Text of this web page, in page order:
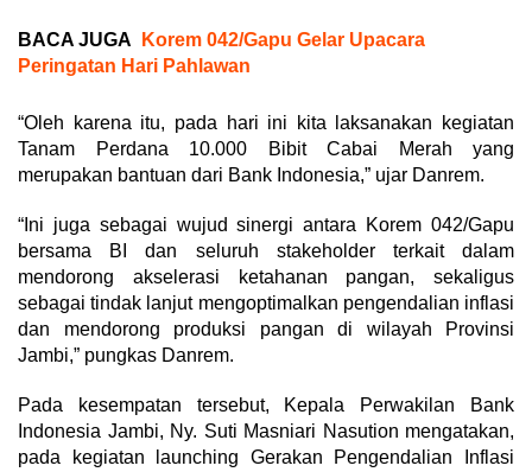
BACA JUGA
Korem 042/Gapu Gelar Upacara
Peringatan Hari Pahlawan
“Oleh karena itu, pada hari ini kita laksanakan kegiatan
Tanam Perdana 10.000 Bibit Cabai Merah yang
merupakan bantuan dari Bank Indonesia,” ujar Danrem.
“Ini juga sebagai wujud sinergi antara Korem 042/Gapu
bersama BI dan seluruh stakeholder terkait dalam
mendorong akselerasi ketahanan pangan, sekaligus
sebagai tindak lanjut mengoptimalkan pengendalian inflasi
dan mendorong produksi pangan di wilayah Provinsi
Jambi,” pungkas Danrem.
Pada kesempatan tersebut, Kepala Perwakilan Bank
Indonesia Jambi, Ny. Suti Masniari Nasution mengatakan,
pada kegiatan launching Gerakan Pengendalian Inflasi